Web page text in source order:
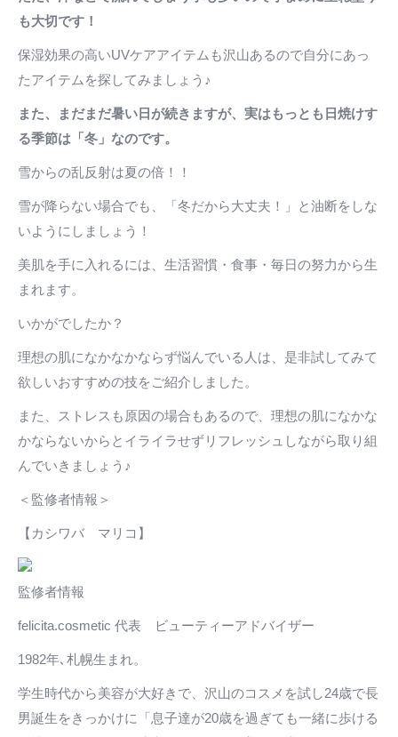
も大切です！
保湿効果の高いUVケアアイテムも沢山あるので自分にあっ
たアイテムを探してみましょう♪
また、まだまだ暑い日が続きますが、実はもっとも日焼けす
る季節は「冬」なのです。
雪からの乱反射は夏の倍！！
雪が降らない場合でも、「冬だから大丈夫！」と油断をしな
いようにしましょう！
美肌を手に入れるには、生活習慣・食事・毎日の努力から生
まれます。
いかがでしたか？
理想の肌になかなかならず悩んでいる人は、是非試してみて
欲しいおすすめの技をご紹介しました。
また、ストレスも原因の場合もあるので、理想の肌になかな
かならないからとイライラせずリフレッシュしながら取り組
んでいきましょう♪
＜監修者情報＞
【カシワバ マリコ】
監修者情報
felicita.cosmetic 代表 ビューティーアドバイザー
1982年､札幌生まれ。
学生時代から美容が大好きで、沢山のコスメを試し24歳で長
男誕生をきっかけに「息子達が20歳を過ぎても一緒に歩ける